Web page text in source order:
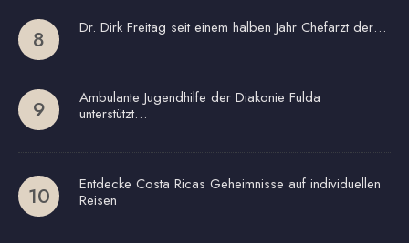
Dr. Dirk Freitag seit einem halben Jahr Chefarzt der…
Ambulante Jugendhilfe der Diakonie Fulda
unterstützt…
Entdecke Costa Ricas Geheimnisse auf individuellen
Reisen